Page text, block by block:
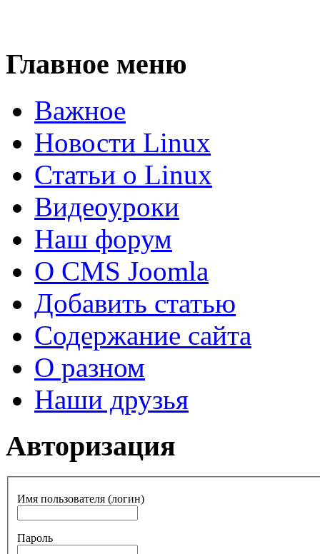
Главное меню
Важное
Новости Linux
Статьи о Linux
Видеоуроки
Наш форум
О CMS Joomla
Добавить статью
Содержание сайта
О разном
Наши друзья
Авторизация
Имя пользователя (логин)
Пароль